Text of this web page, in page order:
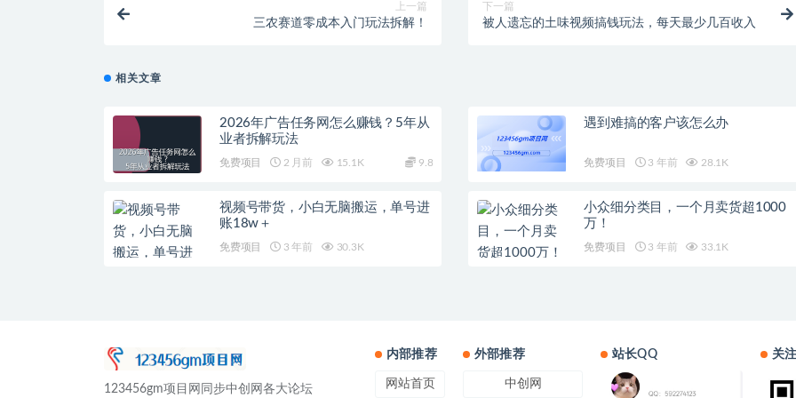
上一篇
三农赛道零成本入门玩法拆解！
下一篇
被人遗忘的土味视频搞钱玩法，每天最少几百收入
相关文章
2026年广告任务网怎么赚钱？5年从
业者拆解玩法
免费项目 2 月前 15.1K 9.8
遇到难搞的客户该怎么办
免费项目 3 年前 28.1K
视频号带货，小白无脑搬运，单号进
账18w＋
免费项目 3 年前 30.3K
小众细分类目，一个月卖货超1000
万！
免费项目 3 年前 33.1K
123456gm项目网同步中创网各大论坛
内部推荐
网站首页
外部推荐
中创网
站长QQ 关